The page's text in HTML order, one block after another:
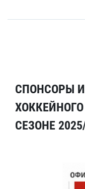
СПОНСОРЫ
СЕЗОНЕ